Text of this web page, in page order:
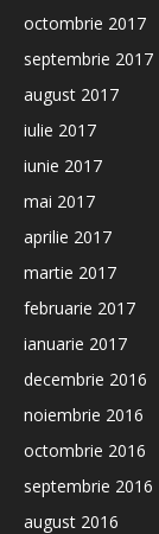
octombrie 2017
septembrie 2017
august 2017
iulie 2017
iunie 2017
mai 2017
aprilie 2017
martie 2017
februarie 2017
ianuarie 2017
decembrie 2016
noiembrie 2016
octombrie 2016
septembrie 2016
august 2016